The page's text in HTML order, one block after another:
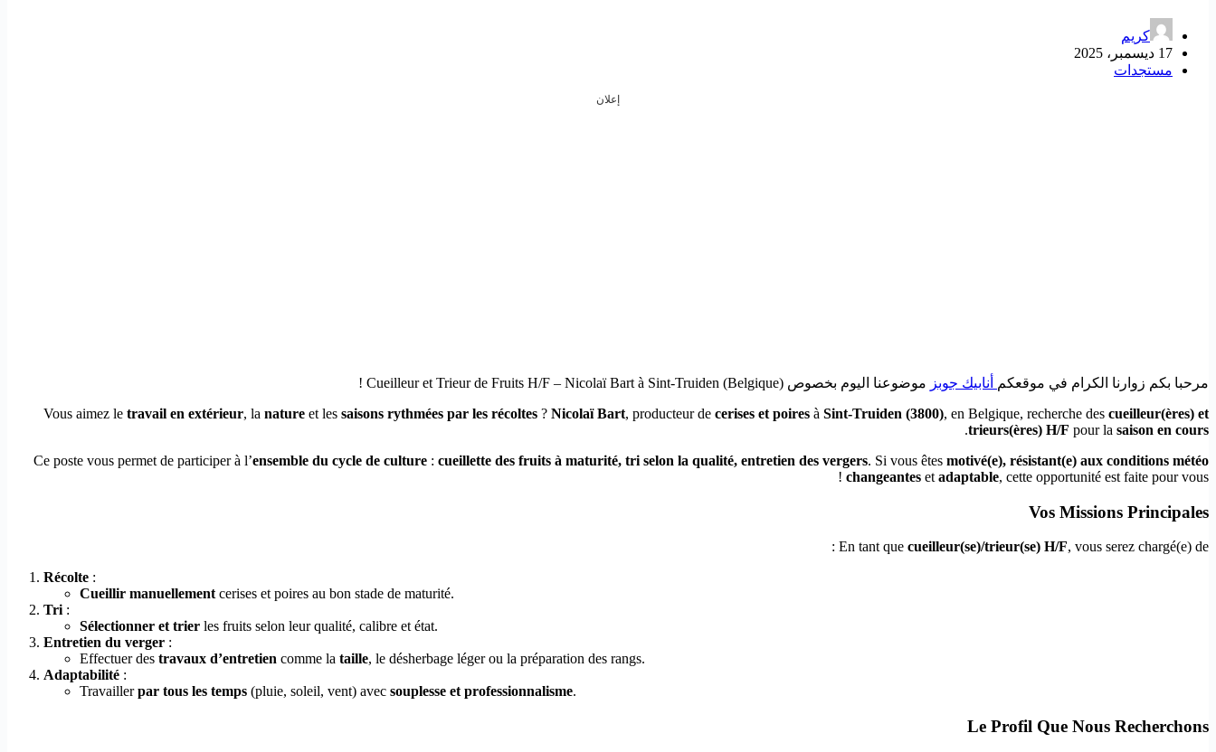
كريم
17 ديسمبر، 2025
مستجدات
إعلان
مرحبا بكم زوارنا الكرام في موقعكم أنابيك جوبز موضوعنا اليوم بخصوص Cueilleur et Trieur de Fruits H/F – Nicolaï Bart à Sint-Truiden (Belgique) !
Vous aimez le travail en extérieur, la nature et les saisons rythmées par les récoltes ? Nicolaï Bart, producteur de cerises et poires à Sint-Truiden (3800), en Belgique, recherche des cueilleur(ères) et
trieurs(ères) H/F pour la saison en cours
.
Ce poste vous permet de participer à l’ensemble du cycle de culture : cueillette des fruits à maturité, tri selon la qualité, entretien des vergers. Si vous êtes motivé(e), résistant(e) aux conditions météo
changeantes et adaptable, cette opportunité est faite pour vous !
Vos Missions Principales
En tant que cueilleur(se)/trieur(se) H/F, vous serez chargé(e) de :
Récolte :
Cueillir manuellement cerises et poires au bon stade de maturité.
Tri :
Sélectionner et trier les fruits selon leur qualité, calibre et état.
Entretien du verger :
Effectuer des travaux d’entretien comme la taille, le désherbage léger ou la préparation des rangs.
Adaptabilité :
Travaillerpar tous les temps (pluie, soleil, vent) avec souplesse et professionnalisme.
Le Profil Que Nous Recherchons